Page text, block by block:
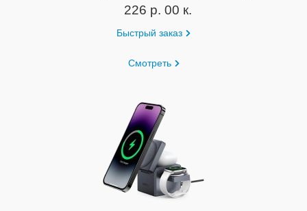
226 р. 00 к.
Быстрый заказ
Смотреть